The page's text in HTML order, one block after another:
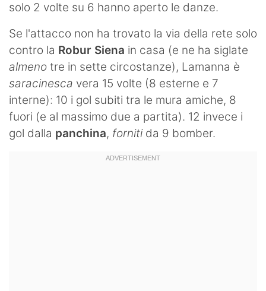
solo 2 volte su 6 hanno aperto le danze.
Se l'attacco non ha trovato la via della rete solo
contro la Robur Siena in casa (e ne ha siglate
almeno tre in sette circostanze), Lamanna è
saracinesca vera 15 volte (8 esterne e 7
interne): 10 i gol subiti tra le mura amiche, 8
fuori (e al massimo due a partita). 12 invece i
gol dalla panchina, fornitida 9 bomber.